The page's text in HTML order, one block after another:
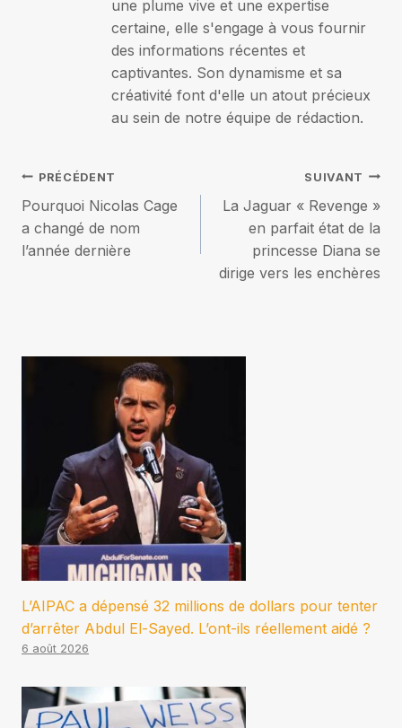
une plume vive et une expertise
certaine, elle s'engage à vous fournir
des informations récentes et
captivantes. Son dynamisme et sa
créativité font d'elle un atout précieux
au sein de notre équipe de rédaction.
Navigation
de
PRÉCÉDENT
Pourquoi Nicolas Cage
a changé de nom
l’année dernière
SUIVANT
La Jaguar « Revenge »
en parfait état de la
princesse Diana se
dirige vers les enchères
L’AIPAC a dépensé 32 millions de dollars pour tenter
d’arrêter Abdul El-Sayed. L’ont-ils réellement aidé ?
6 août 2026